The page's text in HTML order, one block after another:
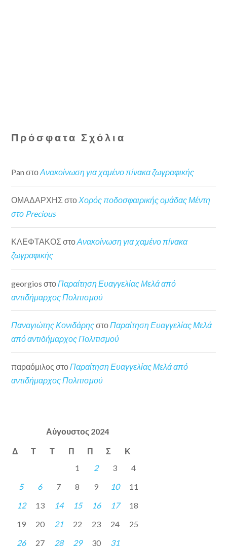
Πρόσφατα Σχόλια
Pan στοΑνακοίνωση για χαμένο πίνακα ζωγραφικής
ΟΜΑΔΑΡΧΗΣ στοΧορός ποδοσφαιρικής ομάδας Μέντη
στο Precious
ΚΛΕΦΤΑΚΟΣ στοΑνακοίνωση για χαμένο πίνακα
ζωγραφικής
georgios στο Παραίτηση Ευαγγελίας Μελά από
αντιδήμαρχος Πολιτισμού
Παναγιώτης Κονιδάρηςστο Παραίτηση Ευαγγελίας Μελά
από αντιδήμαρχος Πολιτισμού
παραόμιλος στοΠαραίτηση Ευαγγελίας Μελά από
αντιδήμαρχος Πολιτισμού
Αύγουστος 2024
Δ Τ Τ Π Π Σ Κ
1 2 3
4
5
6 7 8 9 10
11
12
13 14 15 16 17
18
19
20 21 22 23 24
25
26
27 28 29 30 31